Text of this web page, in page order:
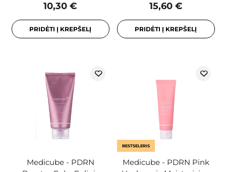
10,30 €
PRIDĖTI Į KREPŠELĮ
15,60 €
PRIDĖTI Į KREPŠELĮ
Medicube - PDRN
BESTSELERIS
Medicube - PDRN Pink